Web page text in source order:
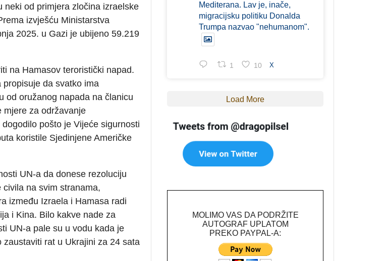
neki od primjera zločina izraelske
izvješću Ministarstva
2025. u Gazi je ubijeno 59.219
na Hamasov teroristički napad.
da svatko ima
od oružanog napada na članicu
mjere za održavanje
pošto je Vijeće sigurnosti
koristile Sjedinjene Američke
UN-a da donese rezoluciju
na svim stranama,
između Izraela i Hamasa radi
i Kina. Bilo kakve nade za
UN-a pale su u vodu kada je
rat u Ukrajini za 24 sata
Mediterana. Lav je, inače,
migracijsku politiku Donalda
Trumpa nazvao "nehumanom".
1 10 X
Load More
MOLIMO VAS DA PODRŽITE
AUTOGRAF UPLATOM
PREKO PAYPAL-A: